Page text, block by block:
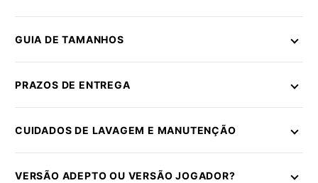
GUIA DE TAMANHOS
PRAZOS DE ENTREGA
CUIDADOS DE LAVAGEM E MANUTENÇÃO
VERSÃO ADEPTO OU VERSÃO JOGADOR?